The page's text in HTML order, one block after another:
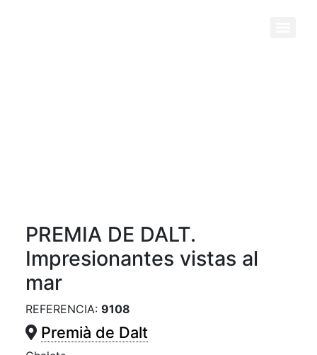
PREMIA DE DALT.
Impresionantes vistas al
mar
REFERENCIA: 9108
Premià de Dalt